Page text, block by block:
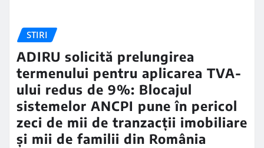
STIRI
ADIRU solicită prelungirea
termenului pentru aplicarea TVA-
ului redus de 9%: Blocajul
sistemelor ANCPI pune în pericol
zeci de mii de tranzacții imobiliare
și mii de familii din România